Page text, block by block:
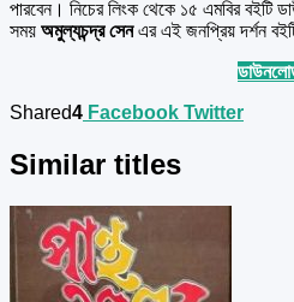
পারবেন। নিচের লিংক থেকে ১৫ এমবির বইটি
সময় অমুল্যচন্দ্র সেনএর এই জনপ্রিয় দর্শন
Shared4 Facebook Twitter
Similar titles